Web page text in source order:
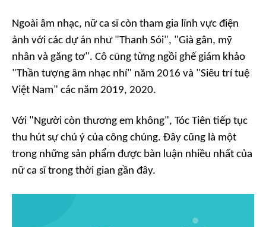
Ngoài âm nhạc, nữ ca sĩ còn tham gia lĩnh vực điện
ảnh với các dự án như "Thanh Sói", "Già gân, mỹ
nhân và găng tơ". Cô cũng từng ngồi ghế giám khảo
"Thần tượng âm nhạc nhí" năm 2016 và "Siêu trí tuệ
Việt Nam" các năm 2019, 2020.
Với "Người còn thương em không", Tóc Tiên tiếp tục
thu hút sự chú ý của công chúng. Đây cũng là một
trong những sản phẩm được bàn luận nhiều nhất của
nữ ca sĩ trong thời gian gần đây.